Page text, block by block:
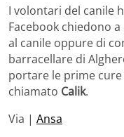
I volontari del canile
Facebook chiedono
al canile oppure di
barracellare di
portare le prime
chiamato Calik.
Via | Ansa